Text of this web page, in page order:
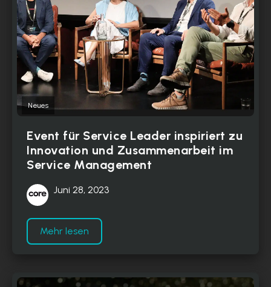
Neues
Event für Service Leader inspiriert zu
Innovation und Zusammenarbeit im
Service Management
Juni 28, 2023
Mehr lesen